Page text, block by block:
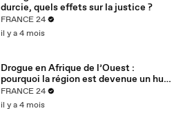
durcie, quels effets sur la justice ?
FRANCE 24
il y a 4 mois
Drogue en Afrique de l’Ouest :
pourquoi la région est devenue un hub
mondial
FRANCE 24
il y a 4 mois